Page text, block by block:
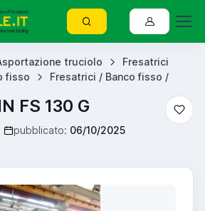
truciolo
Fresatrici
fisso
Fresatrici / Banco fisso /
FS 130 G
pubblicato: 06/10/2025